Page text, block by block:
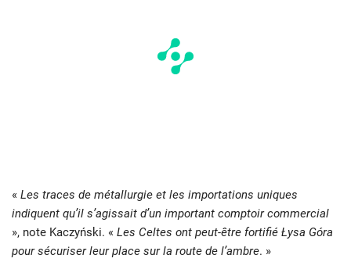
« Les traces de métallurgie et les importations uniques
indiquent qu’il s’agissait d’un important comptoir commercial
», note Kaczyński. « Les Celtes ont peut-être fortifié Łysa Góra
pour sécuriser leur place sur la route de l’ambre. »